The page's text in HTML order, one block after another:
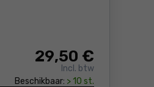
29,50 €
Incl. btw
Beschikbaar: > 10 st.